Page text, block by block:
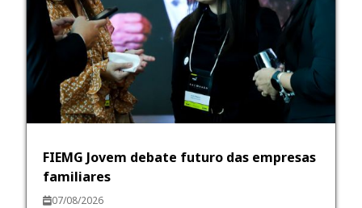
FIEMG Jovem debate futuro das empresas
familiares
07/08/2026